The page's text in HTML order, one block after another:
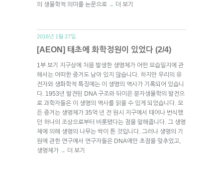
의 생물학적 의미를 논문으로 → 더 보기
2016년 1월 27일.
[AEON] 태초에 화학정원이 있었다 (2/4)
1부 보기 지구상에 처음 발생한 생명체가 어떤 모습일지에 관
해서는 어떠한 증거도 남아 있지 않습니다. 하지만 우리의 유
전자와 생화학적 특징에는 이 생명의 역사가 기록되어 있습니
다. 1953년 발견된 DNA 구조와 뒤이은 분자생물학의 발전으
로 과학자들은 이 생명의 역사를 읽을 수 있게 되었습니다. 모
든 증거는 생명체가 35억 년 전 원시 지구에서 태어나 번식했
던 하나의 조상으로부터 비롯됐다는 점을 말해줍니다. 그 생명
체에 의해 생명의 나무는 싹이 튼 것입니다. 그러나 생명의 기
원에 관한 연구에서 연구자들은 DNA에만 초점을 맞추었고,
생명체가 → 더 보기